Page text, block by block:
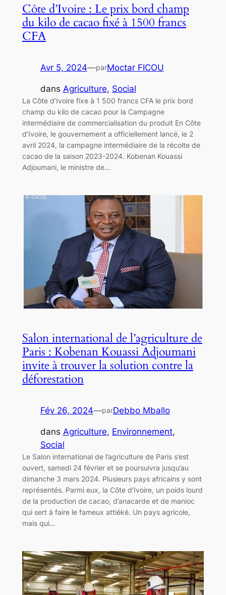
Côte d’Ivoire : Le prix bord champ
du kilo de cacao fixé à 1500 francs
CFA
Avr 5, 2024—parMoctar FICOU
dans Agriculture, Social
La Côte d’Ivoire fixe à 1 500 francs CFA le prix bord
champ du kilo de cacao pour la Campagne
intermédiaire de commercialisation du produit En Côte
d’Ivoire, le gouvernement a officiellement lancé, le 2
avril 2024, la campagne intermédiaire de la récolte de
cacao de la saison 2023-2024. Kobenan Kouassi
Adjoumani, le ministre de…
Salon international de l’agriculture de
Paris : Kobenan Kouassi Adjoumani
invite à trouver la solution contre la
déforestation
Fév 26, 2024—parDebbo Mballo
dans Agriculture, Environnement
Social
Le Salon international de l’agriculture de Paris s’est
ouvert, samedi 24 février et se poursuivra jusqu’au
dimanche 3 mars 2024. Plusieurs pays africains y sont
représentés. Parmi eux, la Côte d’Ivoire, un poids lourd
de la production de cacao, d’anacarde et de manioc
qui sert à faire le fameux attiéké. Un pays agricole,
mais qui…